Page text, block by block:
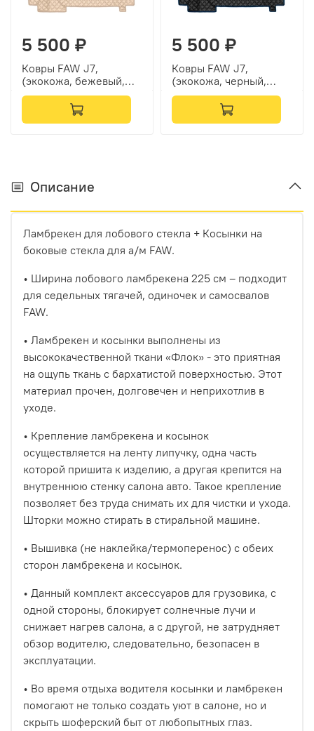
5 500 ₽
Ковры FAW J7,
(экокожа, бежевый,
бежевый кант,
коричневая вышивка)
5 500 ₽
Ковры FAW J7,
(экокожа, черный,
синий кант, синяя
вышивка)
Описание
Ламбрекен для лобового стекла + Косынки на
боковые стекла для а/м FAW.
• Ширина лобового ламбрекена 225 см – подходит
для седельных тягачей, одиночек и самосвалов
FAW.
• Ламбрекен и косынки выполнены из
высококачественной ткани «Флок» - это приятная
на ощупь ткань с бархатистой поверхностью. Этот
материал прочен, долговечен и неприхотлив в
уходе.
• Крепление ламбрекена и косынок
осуществляется на ленту липучку, одна часть
которой пришита к изделию, а другая крепится на
внутреннюю стенку салона авто. Такое крепление
позволяет без труда снимать их для чистки и ухода.
Шторки можно стирать в стиральной машине.
• Вышивка (не наклейка/термоперенос) с обеих
сторон ламбрекена и косынок.
• Данный комплект аксессуаров для грузовика, с
одной стороны, блокирует солнечные лучи и
снижает нагрев салона, а с другой, не затрудняет
обзор водителю, следовательно, безопасен в
эксплуатации.
• Во время отдыха водителя косынки и ламбрекен
помогают не только создать уют в салоне, но и
скрыть шоферский быт от любопытных глаз.